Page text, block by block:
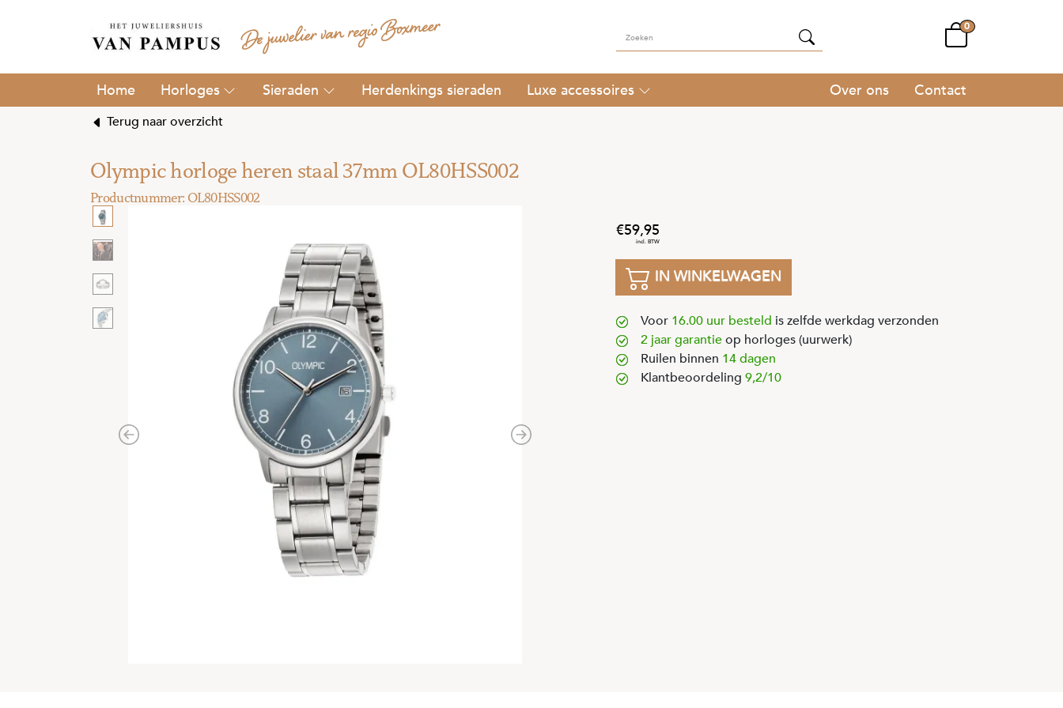
0
Horloges Sieraden Herdenkings sieraden Luxe accessoires Over ons Contact
Terug naar overzicht
Olympic horloge heren staal 37mm OL80HSS002
Previous Next
59,95
IN WINKELWAGEN
Voor 16.00 uur besteld is zelfde werkdag verzonden
2 jaar garantieop horloges (uurwerk)
Ruilen binnen 14 dagen
Klantbeoordeling 9,2/10